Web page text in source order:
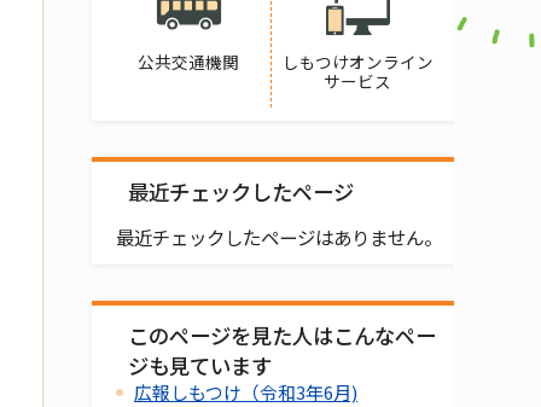
公共交通機関
しもつけオンライン
サービス
最近チェックしたページ
最近チェックしたページはありません。
このページを見た人はこんなペー
ジも見ています
広報しもつけ（令和3年6月)